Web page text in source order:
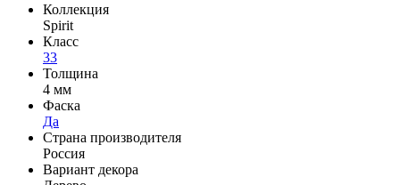
Коллекция
Spirit
Класс
33
Толщина
4 мм
Фаска
Да
Страна производителя
Россия
Вариант декора